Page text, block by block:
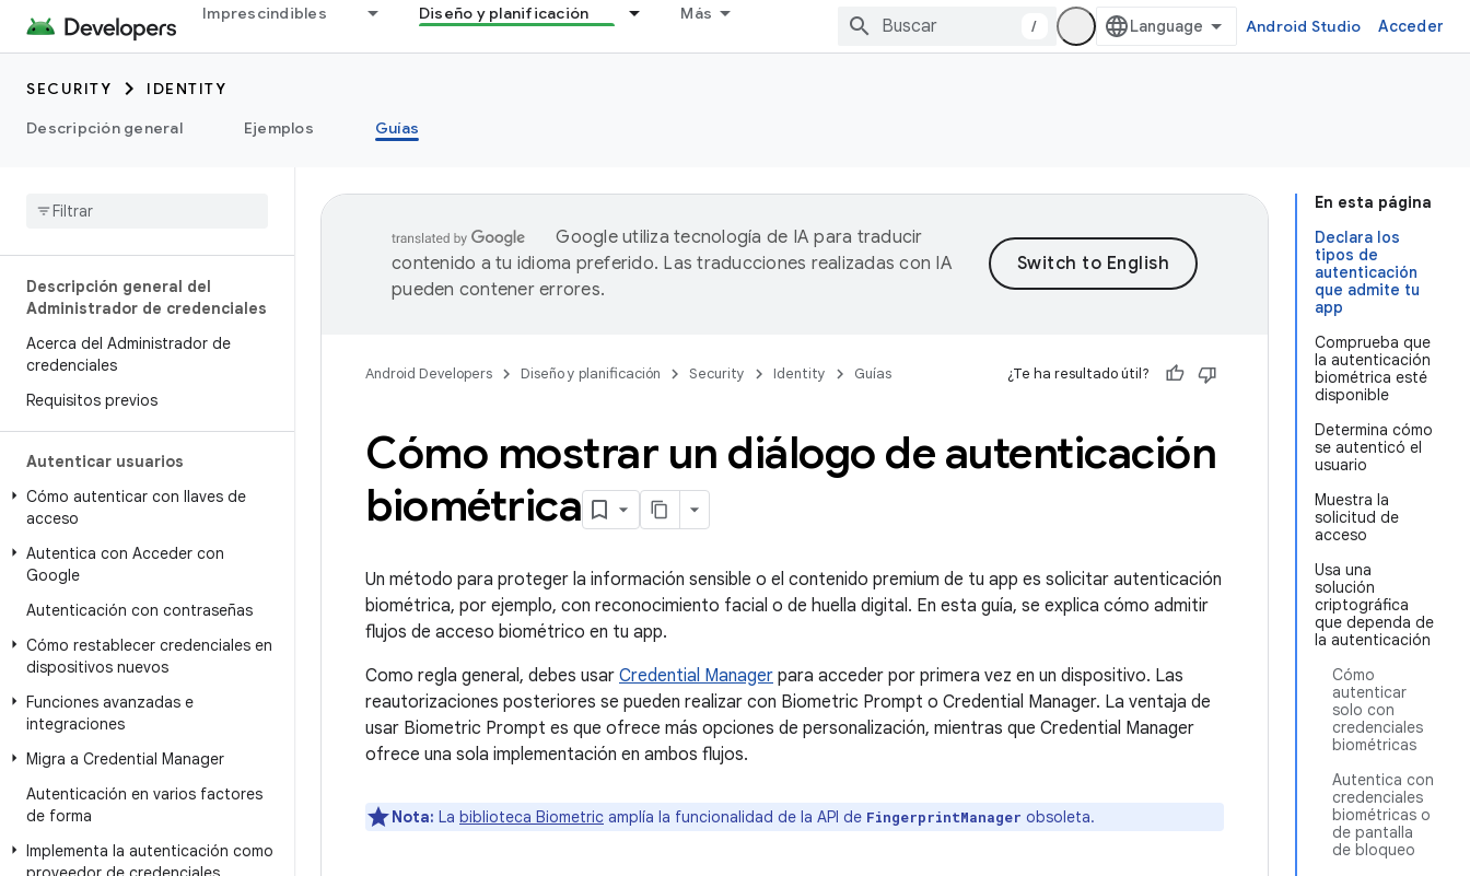
Imprescindibles Diseño y planificación Más
/ Android Studio Acceder
SECURITY
IDENTITY
Descripción general
Ejemplos Guías
Descripción general del
Administrador de credenciales
Acerca del Administrador de
credenciales
Requisitos previos
Autenticar usuarios
Cómo autenticar con llaves de
acceso
Autentica con Acceder con
Google
Autenticación con contraseñas
Cómo restablecer credenciales en
dispositivos nuevos
Funciones avanzadas e
integraciones
Migra a Credential Manager
Autenticación en varios factores
de forma
Implementa la autenticación como
En esta página
Declara los
tipos de
autenticación
que admite tu
app
Comprueba que
la autenticación
biométrica esté
disponible
Determina cómo
se autenticó el
usuario
Muestra la
solicitud de
acceso
Usa una
solución
criptográfica
que dependa de
la autenticación
Cómo
autenticar
solo con
credenciales
biométricas
Autentica con
credenciales
biométricas o
de pantalla
de bloqueo
Google utiliza tecnología de IA para traducir
contenido a tu idioma preferido. Las traducciones realizadas con IA
pueden contener errores.
Android Developers Diseño y planificación Security Identity Guías ¿Te ha resultado útil?
Cómo mostrar un diálogo de autenticación
biométrica
Un método para proteger la información sensible o el contenido premium de tu app es solicitar autenticación
biométrica, por ejemplo, con reconocimiento facial o de huella digital. En esta guía, se explica cómo admitir
flujos de acceso biométrico en tu app.
Como regla general, debes usar Credential Manager para acceder por primera vez en un dispositivo. Las
reautorizaciones posteriores se pueden realizar con Biometric Prompt o Credential Manager. La ventaja de
usar Biometric Prompt es que ofrece más opciones de personalización, mientras que Credential Manager
ofrece una sola implementación en ambos flujos.
Nota: La biblioteca Biometric amplía la funcionalidad de la API de FingerprintManager obsoleta.